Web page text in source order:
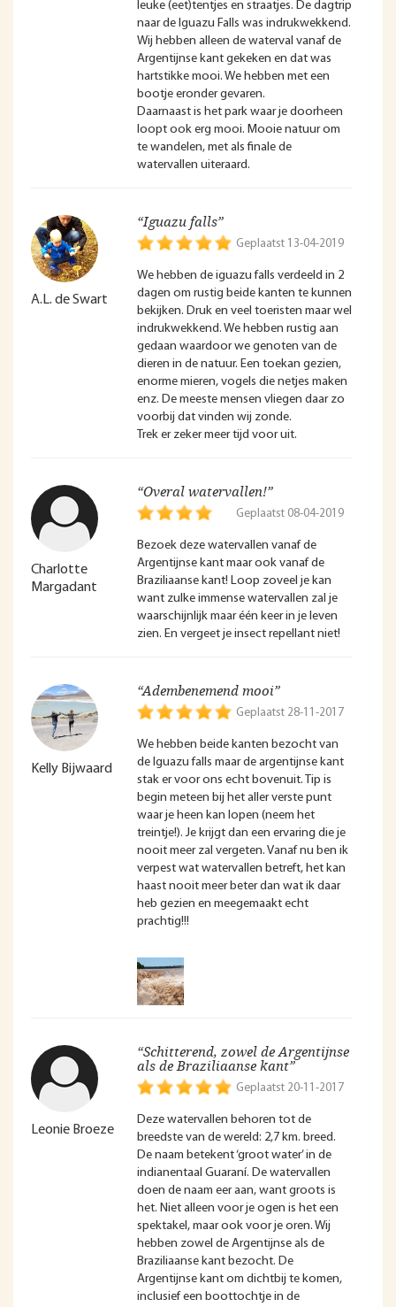
leuke (eet)tentjes en straatjes. De dagtrip
naar de Iguazu Falls was indrukwekkend.
Wij hebben alleen de waterval vanaf de
Argentijnse kant gekeken en dat was
hartstikke mooi. We hebben met een
bootje eronder gevaren.
Daarnaast is het park waar je doorheen
loopt ook erg mooi. Mooie natuur om
te wandelen, met als finale de
watervallen uiteraard.
A.L. de Swart
“Iguazu falls”
Geplaatst 13-04-2019
We hebben de iguazu falls verdeeld in 2
dagen om rustig beide kanten te kunnen
bekijken. Druk en veel toeristen maar wel
indrukwekkend. We hebben rustig aan
gedaan waardoor we genoten van de
dieren in de natuur. Een toekan gezien,
enorme mieren, vogels die netjes maken
enz. De meeste mensen vliegen daar zo
voorbij dat vinden wij zonde.
Trek er zeker meer tijd voor uit.
Charlotte
Margadant
“Overal watervallen!”
Geplaatst 08-04-2019
Bezoek deze watervallen vanaf de
Argentijnse kant maar ook vanaf de
Braziliaanse kant! Loop zoveel je kan
want zulke immense watervallen zal je
waarschijnlijk maar één keer in je leven
zien. En vergeet je insect repellant niet!
Kelly Bijwaard
“Adembenemend mooi”
Geplaatst 28-11-2017
We hebben beide kanten bezocht van
de Iguazu falls maar de argentijnse kant
stak er voor ons echt bovenuit. Tip is
begin meteen bij het aller verste punt
waar je heen kan lopen (neem het
treintje!). Je krijgt dan een ervaring die je
nooit meer zal vergeten. Vanaf nu ben ik
verpest wat watervallen betreft, het kan
haast nooit meer beter dan wat ik daar
heb gezien en meegemaakt echt
prachtig!!!
Leonie Broeze
“Schitterend, zowel de Argentijnse
als de Braziliaanse kant”
Geplaatst 20-11-2017
Deze watervallen behoren tot de
breedste van de wereld: 2,7 km. breed.
De naam betekent ‘groot water’ in de
indianentaal Guaraní. De watervallen
doen de naam eer aan, want groots is
het. Niet alleen voor je ogen is het een
spektakel, maar ook voor je oren. Wij
hebben zowel de Argentijnse als de
Braziliaanse kant bezocht. De
Argentijnse kant om dichtbij te komen,
inclusief een boottochtje in de